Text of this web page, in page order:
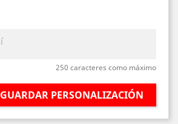
250 caracteres como máximo
GUARDAR PERSONALIZACIÓN